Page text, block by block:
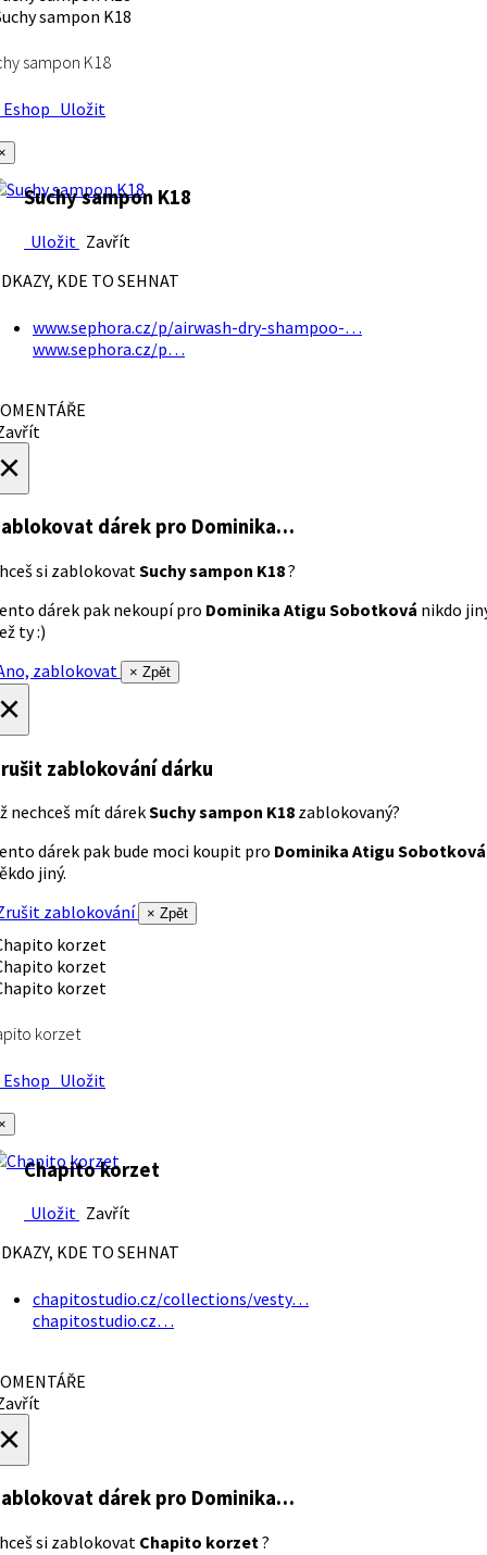
sampon K18
Uložit
Suchy sampon K18
Uložit Zavřít
KDE TO SEHNAT
www.sephora.cz/p/airwash-dry-shampoo-…
www.sephora.cz/p…
dárek pro Dominika…
si zablokovatSuchy sampon K18?
dárek pak nekoupí pro Dominika Atigu Sobotková nikdo
ty :)
zablokovat
× Zpět
zablokování dárku
nechceš mít dárekSuchy sampon K18 zablokovaný?
dárek pak bude moci koupit pro Dominika Atigu Sobotková
jiný.
zablokování
× Zpět
korzet
Uložit
Chapito korzet
Uložit Zavřít
KDE TO SEHNAT
chapitostudio.cz/collections/vesty…
chapitostudio.cz…
dárek pro Dominika…
si zablokovat Chapito korzet?